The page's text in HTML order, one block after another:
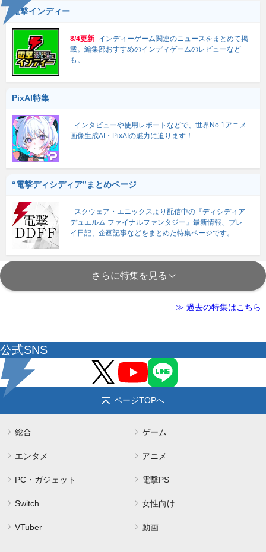
電撃インディー
8/4更新 インディーゲーム関連のニュースをまとめて掲
載。編集部おすすめのインディゲームのレビューなど
も。
PixAI特集
インタビューや使用レポートなどで、世界No.1アニメ
画像生成AI・PixAIの魅力に迫ります！
“電撃ディシディア”まとめページ
スクウェア・エニックスより配信中の『ディシディア
デュエルム ファイナルファンタジー』最新情報、プレ
イ日記、企画記事などをまとめた特集ページです。
さらに特集を見る
≫ 過去の特集はこちら
公式SNS
ページTOPへ
総合 ゲーム
エンタメ アニメ
PC・ガジェット 電撃PS
Switch 女性向け
VTuber 動画